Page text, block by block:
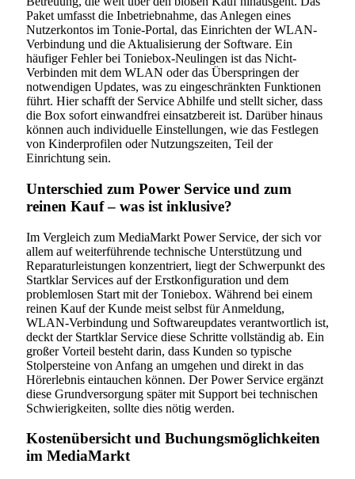
Paket umfasst die Inbetriebnahme, das Anlegen eines
Nutzerkontos im Tonie-Portal, das Einrichten der WLAN-
Verbindung und die Aktualisierung der Software. Ein
häufiger Fehler bei Toniebox-Neulingen ist das Nicht-
Verbinden mit dem WLAN oder das Überspringen der
notwendigen Updates, was zu eingeschränkten Funktionen
führt. Hier schafft der Service Abhilfe und stellt sicher, dass
die Box sofort einwandfrei einsatzbereit ist. Darüber hinaus
können auch individuelle Einstellungen, wie das Festlegen
von Kinderprofilen oder Nutzungszeiten, Teil der
Einrichtung sein.
Unterschied zum Power Service und zum
reinen Kauf – was ist inklusive?
Im Vergleich zum MediaMarkt Power Service, der sich vor
allem auf weiterführende technische Unterstützung und
Reparaturleistungen konzentriert, liegt der Schwerpunkt des
Startklar Services auf der Erstkonfiguration und dem
problemlosen Start mit der Toniebox. Während bei einem
reinen Kauf der Kunde meist selbst für Anmeldung,
WLAN-Verbindung und Softwareupdates verantwortlich ist,
deckt der Startklar Service diese Schritte vollständig ab. Ein
großer Vorteil besteht darin, dass Kunden so typische
Stolpersteine von Anfang an umgehen und direkt in das
Hörerlebnis eintauchen können. Der Power Service ergänzt
diese Grundversorgung später mit Support bei technischen
Schwierigkeiten, sollte dies nötig werden.
Kostenübersicht und Buchungsmöglichkeiten
im MediaMarkt